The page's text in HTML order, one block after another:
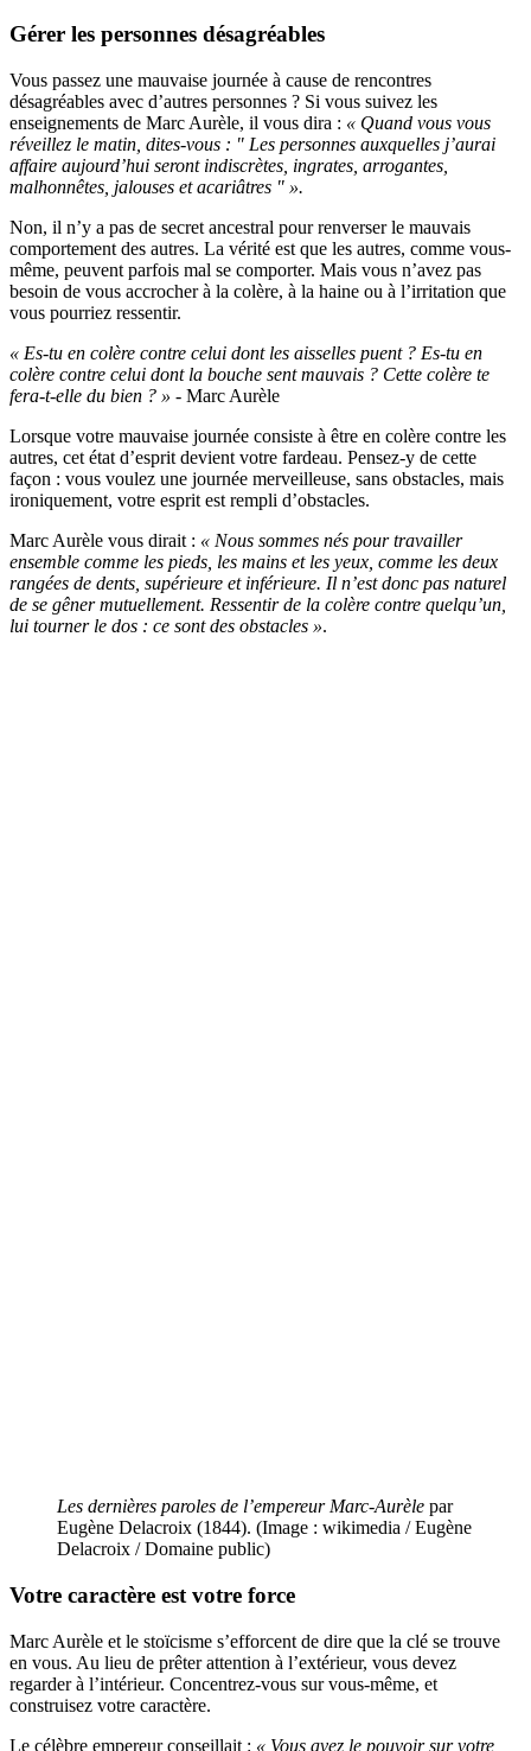
Gérer les personnes désagréables
Vous passez une mauvaise journée à cause de rencontres
désagréables avec d’autres personnes ? Si vous suivez les
enseignements de Marc Aurèle, il vous dira : « Quand vous vous
réveillez le matin, dites-vous : " Les personnes auxquelles j’aurai
affaire aujourd’hui seront indiscrètes, ingrates, arrogantes,
malhonnêtes, jalouses et acariâtres " ».
Non, il n’y a pas de secret ancestral pour renverser le mauvais
comportement des autres. La vérité est que les autres, comme vous-
même, peuvent parfois mal se comporter. Mais vous n’avez pas
besoin de vous accrocher à la colère, à la haine ou à l’irritation que
vous pourriez ressentir.
« Es-tu en colère contre celui dont les aisselles puent ? Es-tu en
colère contre celui dont la bouche sent mauvais ? Cette colère te
fera-t-elle du bien ? » - Marc Aurèle
Lorsque votre mauvaise journée consiste à être en colère contre les
autres, cet état d’esprit devient votre fardeau. Pensez-y de cette
façon : vous voulez une journée merveilleuse, sans obstacles, mais
ironiquement, votre esprit est rempli d’obstacles.
Marc Aurèle vous dirait : « Nous sommes nés pour travailler
ensemble comme les pieds, les mains et les yeux, comme les deux
rangées de dents, supérieure et inférieure. Il n’est donc pas naturel
de se gêner mutuellement. Ressentir de la colère contre quelqu’un,
lui tourner le dos : ce sont des obstacles ».
Les dernières paroles de l’empereur Marc-Aurèle par
Eugène Delacroix (1844). (Image : wikimedia / Eugène
Delacroix / Domaine public)
Votre caractère est votre force
Marc Aurèle et le stoïcisme s’efforcent de dire que la clé se trouve
en vous. Au lieu de prêter attention à l’extérieur, vous devez
regarder à l’intérieur. Concentrez-vous sur vous-même, et
construisez votre caractère.
Le célèbre empereur conseillait : « Vous avez le pouvoir sur votre